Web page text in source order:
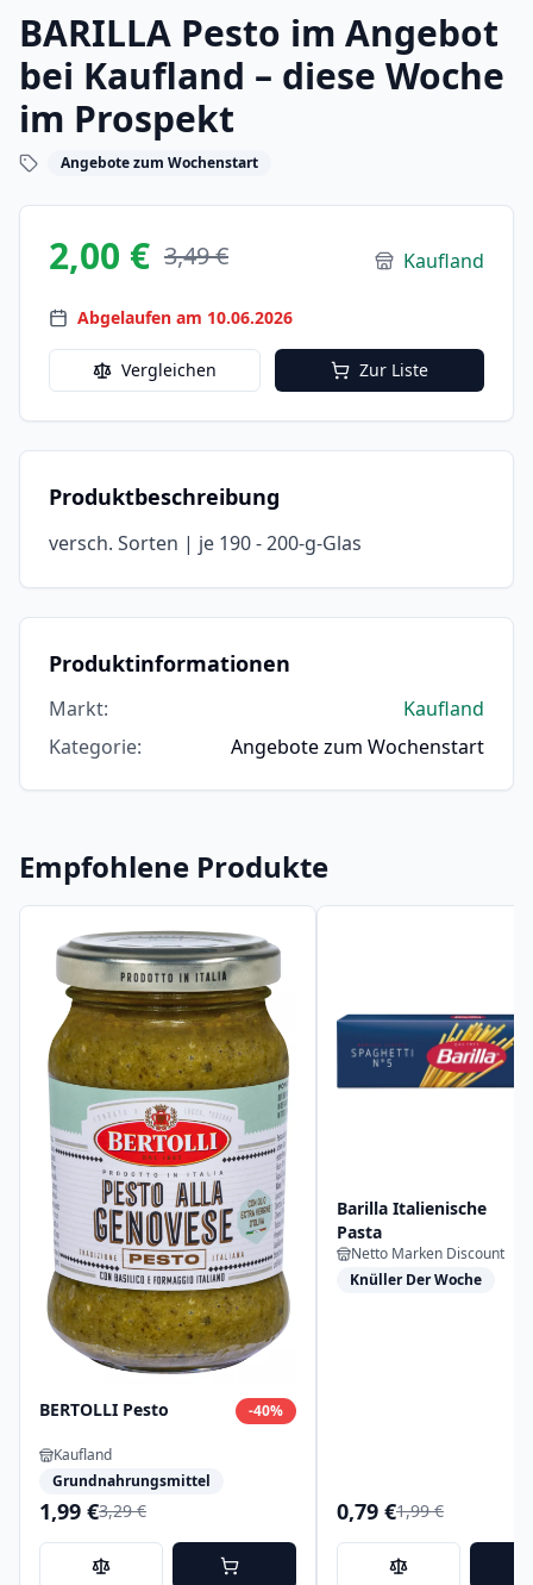
BARILLA Pesto im Angebot
bei Kaufland – diese Woche
im Prospekt
Angebote zum Wochenstart
2,00 € 3,49 € Kaufland
Abgelaufen am 10.06.2026
Vergleichen Zur Liste
Produktbeschreibung
versch. Sorten | je 190 - 200-g-Glas
Produktinformationen
Markt:
Kaufland
Kategorie: Angebote zum Wochenstart
Empfohlene Produkte
BERTOLLI Pesto -40%
Kaufland
Grundnahrungsmittel
1,99 €3,29 €
Barilla Italienische
Pasta
Netto Marken Discount
Knüller Der Woche
0,79 €1,99 €